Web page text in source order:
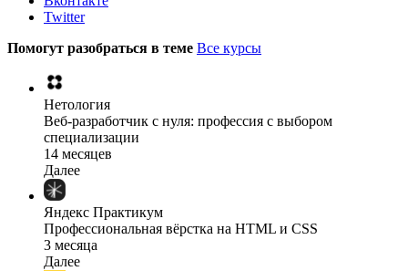
Twitter
Помогут разобраться в теме Все курсы
Нетология
Веб-разработчик с нуля: профессия с выбором
специализации
14 месяцев
Далее
Яндекс Практикум
Профессиональная вёрстка на HTML и CSS
3 месяца
Далее